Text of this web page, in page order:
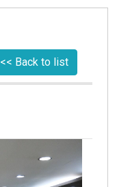
<< Back to list